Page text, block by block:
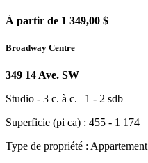
À partir de 1 349,00 $
Broadway Centre
349 14 Ave. SW
Studio - 3 c. à c. | 1 - 2 sdb
Superficie (pi ca) : 455 - 1 174
Type de propriété : Appartement